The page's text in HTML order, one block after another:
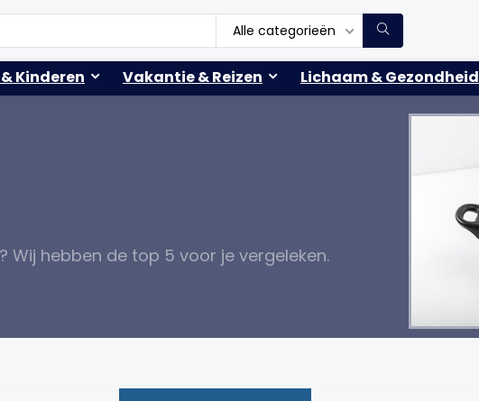
Alle categorieën
Kinderen Vakantie & Reizen Lichaam & Gezondheid
Wij hebben de top 5 voor je vergeleken.